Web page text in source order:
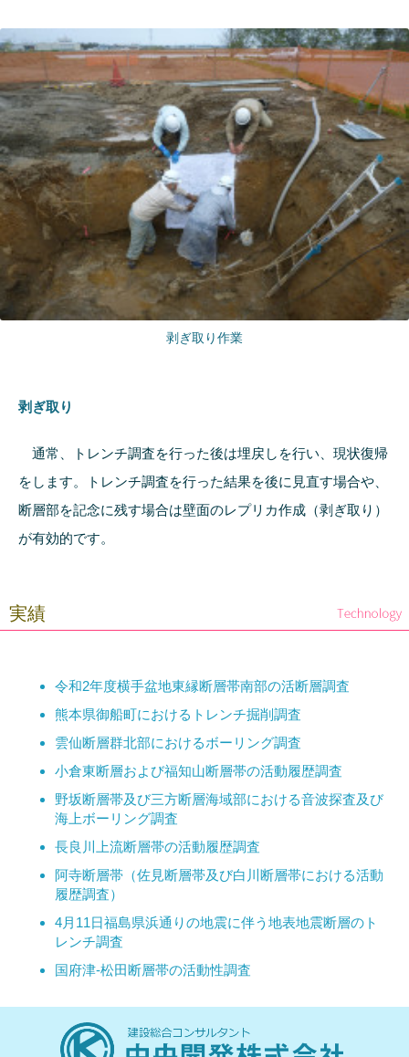
剥ぎ取り作業
剥ぎ取り
通常、トレンチ調査を行った後は埋戻しを行い、現状復帰
をします。トレンチ調査を行った結果を後に見直す場合や、
断層部を記念に残す場合は壁面のレプリカ作成（剥ぎ取り）
が有効的です。
実績
令和2年度横手盆地東縁断層帯南部の活断層調査
熊本県御船町におけるトレンチ掘削調査
雲仙断層群北部におけるボーリング調査
小倉東断層および福知山断層帯の活動履歴調査
野坂断層帯及び三方断層海域部における音波探査及び
海上ボーリング調査
長良川上流断層帯の活動履歴調査
阿寺断層帯（佐見断層帯及び白川断層帯における活動
履歴調査）
4月11日福島県浜通りの地震に伴う地表地震断層のト
レンチ調査
国府津‐松田断層帯の活動性調査